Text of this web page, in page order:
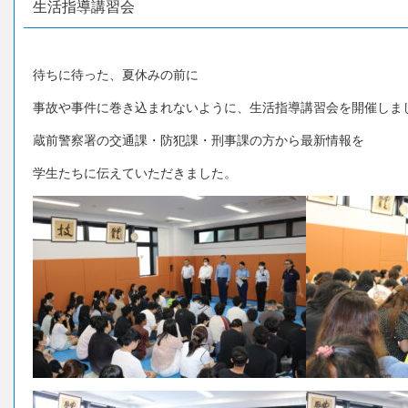
生活指導講習会
待ちに待った、夏休みの前に
事故や事件に巻き込まれないように、生活指導講習会を開催しま
蔵前警察署の交通課・防犯課・刑事課の方から最新情報を
学生たちに伝えていただきました。